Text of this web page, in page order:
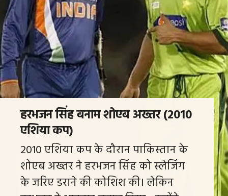
हरभजन सिंह बनाम शोएब अख्तर (2010
एशिया कप)
2010 एशिया कप के दौरान पाकिस्तान के
शोएब अख्तर ने हरभजन सिंह को स्लेजिंग
के जरिए डराने की कोशिश की। लेकिन